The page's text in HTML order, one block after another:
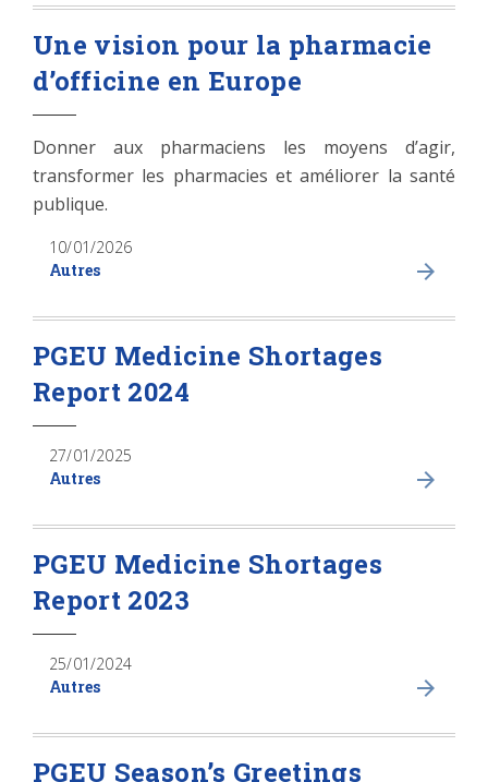
Une vision pour la pharmacie
d’officine en Europe
Donner aux pharmaciens les moyens d’agir,
transformer les pharmacies et améliorer la santé
publique.
10/01/2026
Autres
PGEU Medicine Shortages
Report 2024
27/01/2025
Autres
PGEU Medicine Shortages
Report 2023
25/01/2024
Autres
PGEU Season’s Greetings